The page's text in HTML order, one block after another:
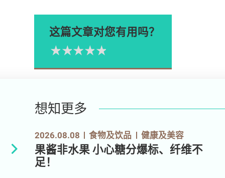
这篇文章对您有用吗？
Please rate
4星
3星
2星
1星
想知更多
2026.08.08 食物及饮品 健康及美容
果酱非水果 小心糖分爆标、纤维不
足！